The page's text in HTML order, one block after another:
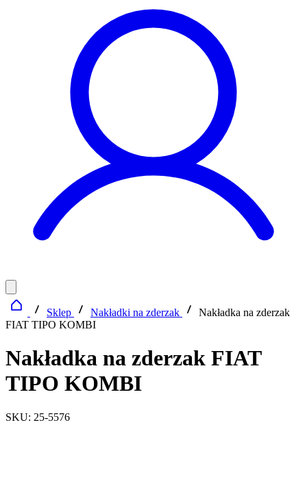
Sklep Nakładki na zderzak
Nakładka na zderzak
FIAT TIPO KOMBI
Nakładka na zderzak FIAT
TIPO KOMBI
SKU: 25-5576